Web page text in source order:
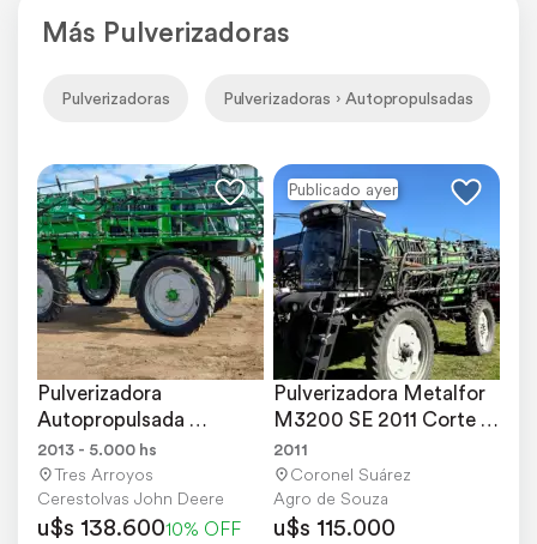
Más Pulverizadoras
Pulverizadoras Pulverizadoras › Autopropulsadas
Pulverizadora
Autopropulsada
Metalfor 3200 año
2013.
2013 - 5.000 hs
Tres Arroyos
Cerestolvas John Deere
u$s 138.60010% OFF
Publicado ayer
Pulverizadora Metalfor
M3200 SE 2011 Corte +
Piloto
2011
Coronel Suárez
Agro de Souza
u$s 115.000